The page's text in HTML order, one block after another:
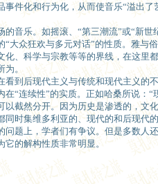
事件化和行为化，从而使音乐“溢出
的音乐。如摇滚、“第三潮流”或“新世
“大众狂欢与多元对话”的性质。雅与
化、科学与宗教等等的界线，在这里
。
看到后现代主义与传统和现代主义的
在“连续性”的实质。正如哈桑所说：
以截然分开。因为历史是渗透的，文
同时集维多利亚的、现代的和后现代
问题上，学者们有争议。但是多数人
它的解构性质非常明显。